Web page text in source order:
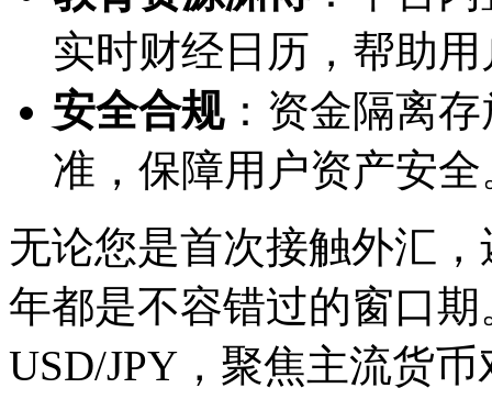
实时财经日历，帮助
安全合规：资金隔离
准，保障用户资产安全
无论您是首次接触外汇
年都是不容错过的窗口期
USD/JPY，聚焦主流货